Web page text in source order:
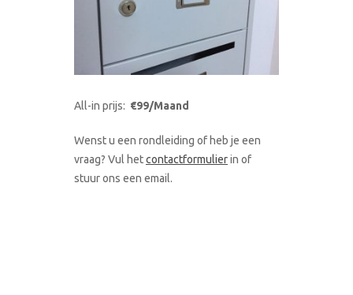
All-in prijs: €99/Maand
Wenst u een rondleiding of heb je een
vraag? Vul hetcontactformulierin of
stuur ons een email.